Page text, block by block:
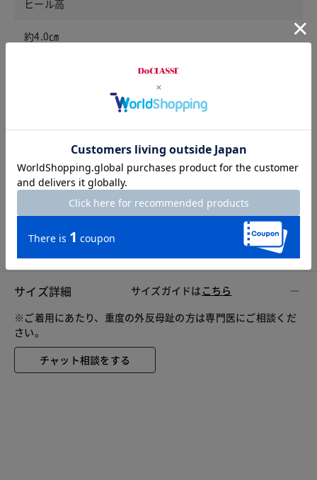
ヒール高
約4.0㎝
重量（23.5cm）
約250ｇ
3E
サイズ詳細 サイズガイドは こちら
※ご着用にあたり、重度の外反母趾の方は専門医にご相談くだ
さい。
チャット相談をする